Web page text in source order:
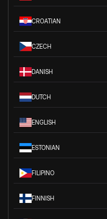
CROATIAN
CZECH
DANISH
DUTCH
ENGLISH
ESTONIAN
FILIPINO
FINNISH